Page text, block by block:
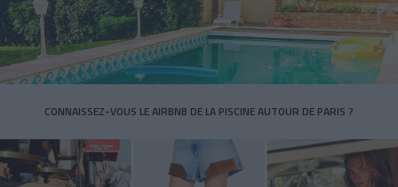
CONNAISSEZ-VOUS LE AIRBNB DE LA PISCINE AUTOUR DE PARIS ?